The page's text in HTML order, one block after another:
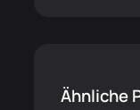
Ähnliche